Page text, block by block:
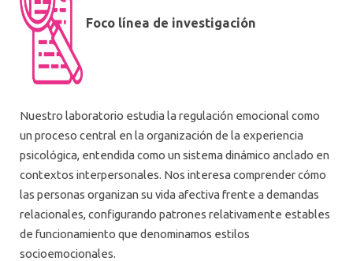
LABORATORIO DE EMOCIONES Y PSICOTERAPIA (EMOPSY LAB)
LABORATORIO DE CIENCIAS COGNITIVAS (COGSCILAB)
PROCESOS DE TRANSFORMACIÓN Y AGENCIA HUMANA (LAB-TAH)
LABORATORIO DE COGNICIÓN & CULTURA (C&C)
LABORATORIO BIENESTAR SUBJETIVO EN NIÑEZ Y ADOLESCENCIA
LABORATORIO DE APRENDIZAJE MULTINIVEL EN EDUCACIÓN
SUPERIOR (AMES)
LABORATORIO CONDICIONANTES DE LA SALUD MENTAL Y
Foco línea de investigación
Nuestro laboratorio estudia la regulación emocional como
un proceso central en la organización de la experiencia
psicológica, entendida como un sistema dinámico anclado en
contextos interpersonales. Nos interesa comprender cómo
las personas organizan su vida afectiva frente a demandas
relacionales, configurando patrones relativamente estables
de funcionamiento que denominamos estilos
socioemocionales.